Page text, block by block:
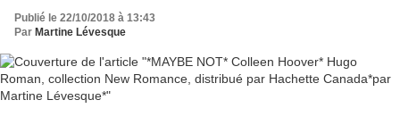
Publié le 22/10/2018 à 13:43
Par Martine Lévesque